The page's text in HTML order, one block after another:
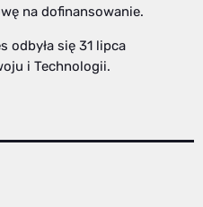
na dofinansowanie.
odbyła się 31 lipca
i Technologii.